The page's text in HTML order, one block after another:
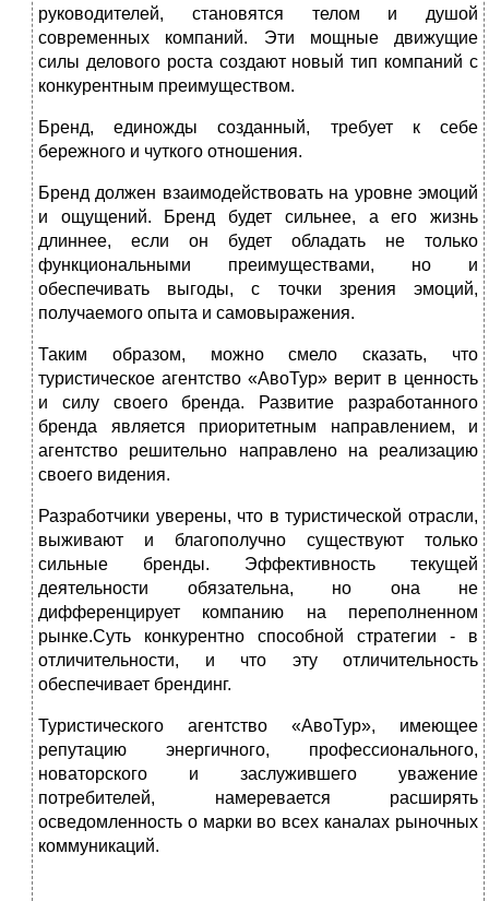
руководителей, становятся телом и душой
современных компаний. Эти мощные движущие
силы делового роста создают новый тип компаний с
конкурентным преимуществом.
Бренд, единожды созданный, требует к себе
бережного и чуткого отношения.
Бренд должен взаимодействовать на уровне эмоций
и ощущений. Бренд будет сильнее, а его жизнь
длиннее, если он будет обладать не только
функциональными преимуществами, но и
обеспечивать выгоды, с точки зрения эмоций,
получаемого опыта и самовыражения.
Таким образом, можно смело сказать, что
туристическое агентство «АвоТур» верит в ценность
и силу своего бренда. Развитие разработанного
бренда является приоритетным направлением, и
агентство решительно направлено на реализацию
своего видения.
Разработчики уверены, что в туристической отрасли,
выживают и благополучно существуют только
сильные бренды. Эффективность текущей
деятельности обязательна, но она не
дифференцирует компанию на переполненном
рынке.Суть конкурентно способной стратегии - в
отличительности, и что эту отличительность
обеспечивает брендинг.
Туристического агентство «АвоТур», имеющее
репутацию энергичного, профессионального,
новаторского и заслужившего уважение
потребителей, намеревается расширять
осведомленность о марки во всех каналах рыночных
коммуникаций.